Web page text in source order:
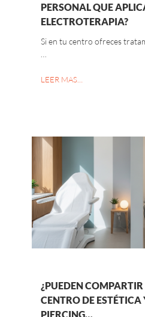
PERSONAL QUE
ELECTROTERAPIA?
Si en tu centro ofreces
LEER MAS…
¿PUEDEN
CENTRO DE
PIERCING…